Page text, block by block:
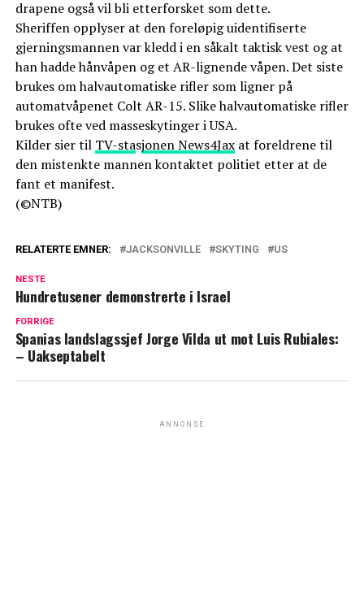
drapene også vil bli etterforsket som dette.
Sheriffen opplyser at den foreløpig uidentifiserte
gjerningsmannen var kledd i en såkalt taktisk vest og at
han hadde hånvåpen og et AR-lignende våpen. Det siste
brukes om halvautomatiske rifler som ligner på
automatvåpenet Colt AR-15. Slike halvautomatiske rifler
brukes ofte ved masseskytinger i USA.
Kilder sier til TV-stasjonen News4Jaxat foreldrene til
den mistenkte mannen kontaktet politiet etter at de
fant et manifest.
(©NTB)
RELATERTE EMNER: JACKSONVILLE SKYTING US
NESTE
Hundretusener demonstrerte i Israel
FORRIGE
Spanias landslagssjef Jorge Vilda ut mot Luis Rubiales:
– Uakseptabelt
ANNONSE